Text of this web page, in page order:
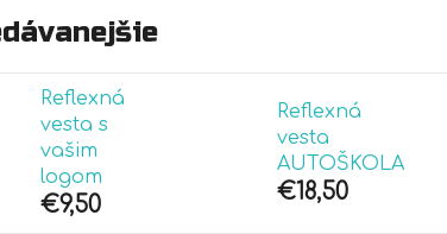
Reflexná
vesta s
vašim
logom
€9,50
Reflexná
vesta
AUTOŠKOLA
€18,50